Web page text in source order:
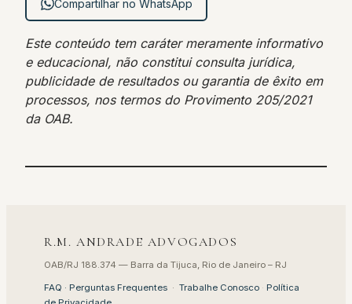
Compartilhar no WhatsApp
Este conteúdo tem caráter meramente informativo
e educacional, não constitui consulta jurídica,
publicidade de resultados ou garantia de êxito em
processos, nos termos do Provimento 205/2021
da OAB.
R.M. ANDRADE ADVOGADOS
OAB/RJ 188.374 — Barra da Tijuca, Rio de Janeiro – RJ
FAQ · Perguntas Frequentes · Trabalhe Conosco · Política